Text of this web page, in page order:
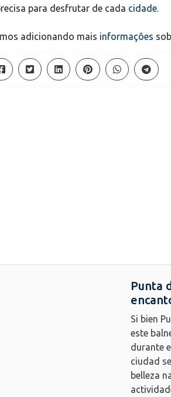
para desfrutar de cada cidade.
adicionando mais informações
Punta
Si bien
este
durante
ciudad
belleza